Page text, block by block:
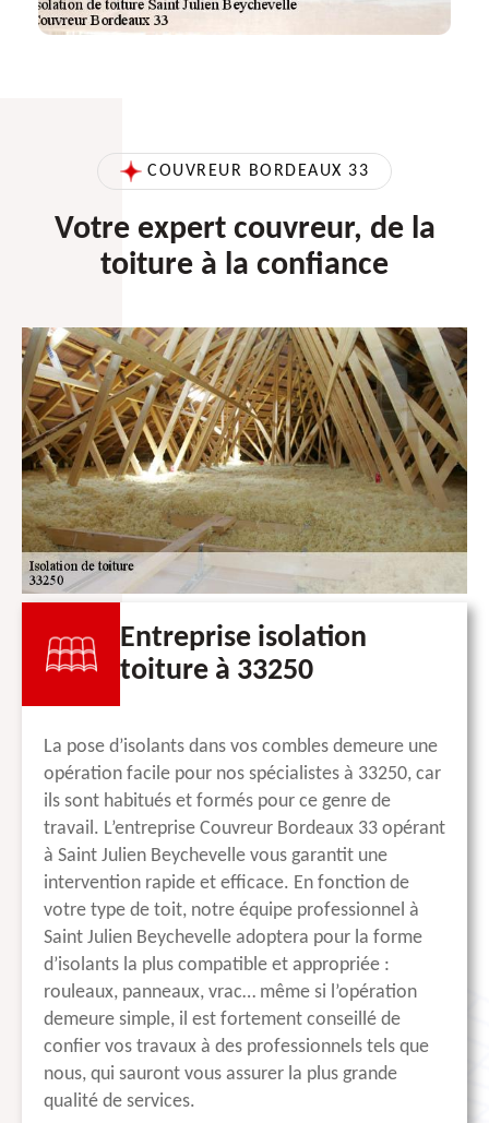
COUVREUR BORDEAUX 33
Votre expert couvreur, de la
toiture à la confiance
Entreprise isolation
toiture à 33250
La pose d’isolants dans vos combles demeure une
opération facile pour nos spécialistes à 33250, car
ils sont habitués et formés pour ce genre de
travail. L’entreprise Couvreur Bordeaux 33 opérant
à Saint Julien Beychevelle vous garantit une
intervention rapide et efficace. En fonction de
votre type de toit, notre équipe professionnel à
Saint Julien Beychevelle adoptera pour la forme
d’isolants la plus compatible et appropriée :
rouleaux, panneaux, vrac… même si l’opération
demeure simple, il est fortement conseillé de
confier vos travaux à des professionnels tels que
nous, qui sauront vous assurer la plus grande
qualité de services.